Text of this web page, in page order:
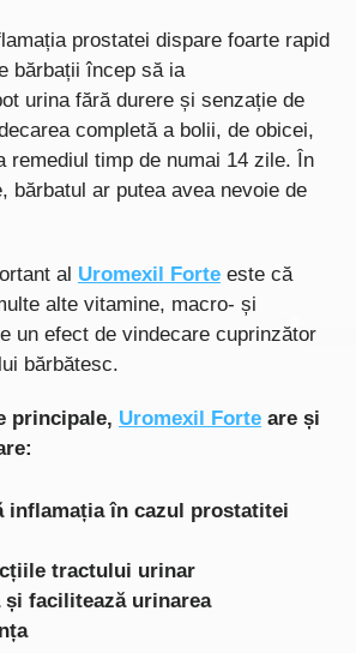
prostatei dispare foarte rapid
bărbații încep să ia
urina fără durere și senzație de
completă a bolii, de obicei,
remediul timp de numai 14 zile. În
bărbatul ar putea avea nevoie de
al Uromexil Forte este că
alte vitamine, macro- și
un efect de vindecare cuprinzător
bărbătesc.
principale, Uromexil Forte are și
inflamația în cazul prostatitei
tractului urinar
și facilitează urinarea